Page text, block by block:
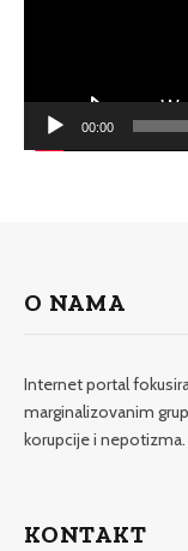
00:00
O NAMA
Internet portal
marginalizovanim
korupcije i nepotizma.
KONTAKT